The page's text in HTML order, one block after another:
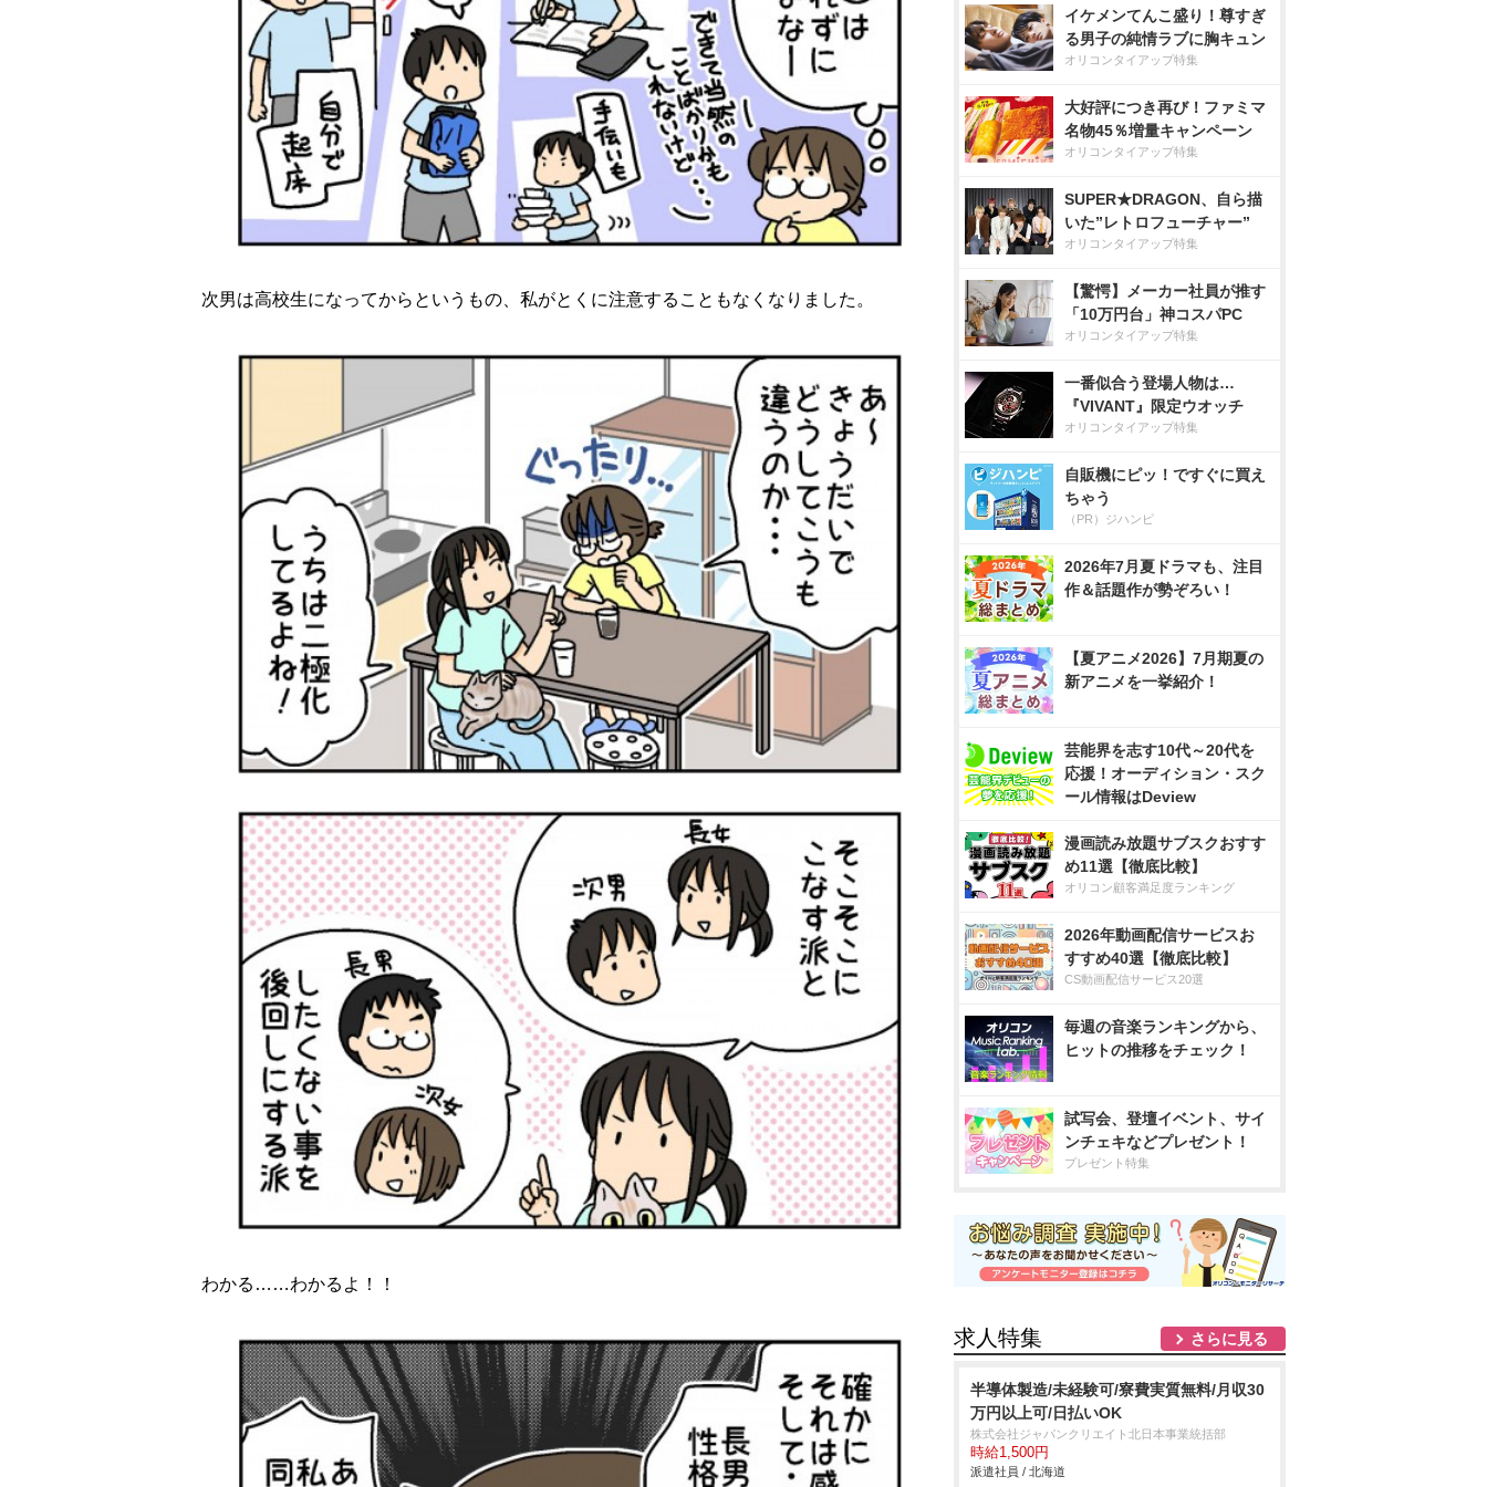
次男は高校生になってからというもの、私がとくに注意することもなくなりました。
わかる……わかるよ！！
イケメンてんこ盛り！尊すぎ
る男子の純情ラブに胸キュン
オリコンタイアップ特集
大好評につき再び！ファミマ
名物45％増量キャンペーン
オリコンタイアップ特集
SUPER★DRAGON、自ら描
いた”レトロフューチャー”
オリコンタイアップ特集
【驚愕】メーカー社員が推す
「10万円台」神コスパPC
オリコンタイアップ特集
一番似合う登場人物は…
『VIVANT』限定ウオッチ
オリコンタイアップ特集
自販機にピッ！ですぐに買え
ちゃう
（PR）ジハンピ
2026年7月夏ドラマも、注目
作＆話題作が勢ぞろい！
【夏アニメ2026】7月期夏の
新アニメを一挙紹介！
芸能界を志す10代～20代を
応援！オーディション・スク
ール情報はDeview
漫画読み放題サブスクおすす
め11選【徹底比較】
オリコン顧客満足度ランキング
2026年動画配信サービスお
すすめ40選【徹底比較】
CS動画配信サービス20選
毎週の音楽ランキングから、
ヒットの推移をチェック！
試写会、登壇イベント、サイ
ンチェキなどプレゼント！
プレゼント特集
求人特集 さらに見る
半導体製造/未経験可/寮費実質無料/月収30
万円以上可/日払いOK
株式会社ジャパンクリエイト北日本事業統括部
時給1,500円
派遣社員 / 北海道